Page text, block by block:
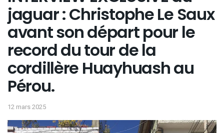
jaguar : Christophe Le Saux
avant son départ pour le
record du tour de la
cordillère Huayhuash au
Pérou.
12 mars 2025